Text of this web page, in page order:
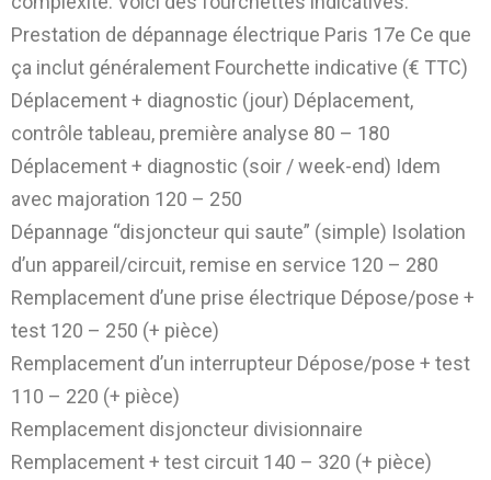
Prestation de dépannage électrique Paris 17e Ce que
ça inclut généralement Fourchette indicative (€ TTC)
Déplacement + diagnostic (jour) Déplacement,
contrôle tableau, première analyse 80 – 180
Déplacement + diagnostic (soir / week-end) Idem
avec majoration 120 – 250
Dépannage “disjoncteur qui saute” (simple) Isolation
d’un appareil/circuit, remise en service 120 – 280
Remplacement d’une prise électrique Dépose/pose +
test 120 – 250 (+ pièce)
Remplacement d’un interrupteur Dépose/pose + test
110 – 220 (+ pièce)
Remplacement disjoncteur divisionnaire
Remplacement + test circuit 140 – 320 (+ pièce)